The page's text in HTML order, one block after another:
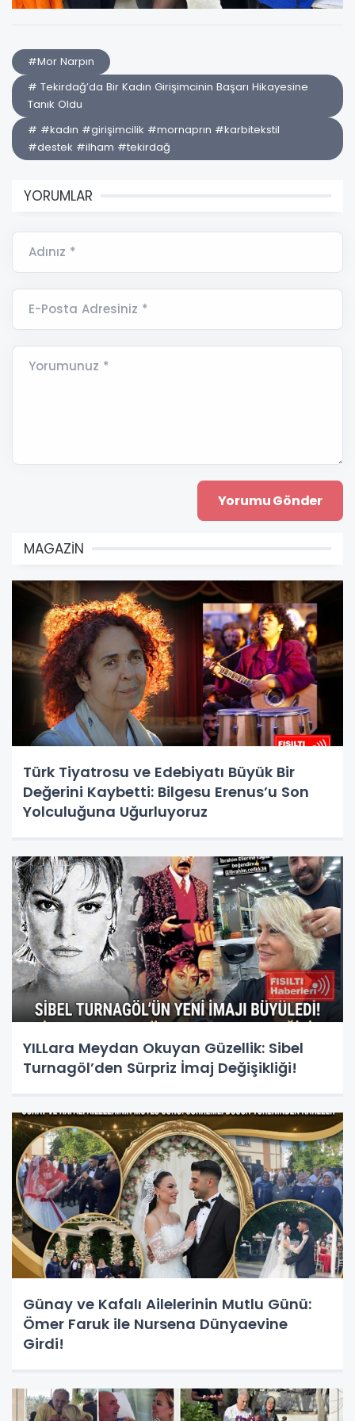
#Mor Narpın
# Tekirdağ’da Bir Kadın Girişimcinin Başarı Hikayesine
Tanık Oldu
# #kadın #girişimcilik #mornaprın #karbitekstil
#destek #ilham #tekirdağ
YORUMLAR
Adınız *
E-Posta Adresiniz *
Yorumunuz *
MAGAZİN
Türk Tiyatrosu ve Edebiyatı Büyük Bir
Değerini Kaybetti: Bilgesu Erenus’u Son
Yolculuğuna Uğurluyoruz
YILLara Meydan Okuyan Güzellik: Sibel
Turnagöl’den Sürpriz İmaj Değişikliği!
Günay ve Kafalı Ailelerinin Mutlu Günü:
Ömer Faruk ile Nursena Dünyaevine
Girdi!